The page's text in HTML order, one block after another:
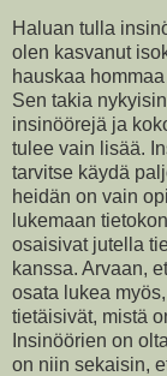
Haluan tulla
olen kasvanut
hauskaa
Sen takia
insinöörejä ja
tulee vain lisää.
tarvitse käydä
heidän on vain
lukemaan
osaisivat jutella
kanssa. Arvaan,
osata lukea
tietäisivät, mistä
Insinöörien on
on niin sekaisin,